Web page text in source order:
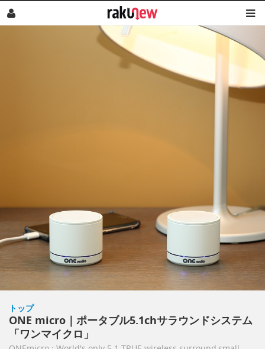
トップ
ONE micro｜ポータブル5.1chサラウンドシステム
「ワンマイクロ」